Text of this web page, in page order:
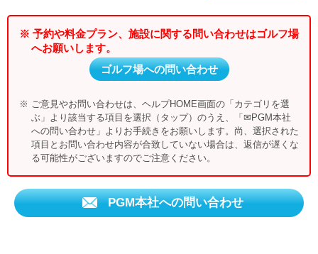
※ 予約や料金プラン、施設に関する問い合わせはゴルフ場
へお願いします。
ゴルフ場への問い合わせ
※ ご意見やお問い合わせは、ヘルプHOME画面の「カテゴリを選
ぶ」より該当する項目を選択（タップ）のうえ、「✉PGM本社
への問い合わせ」よりお手続きをお願いします。尚、選択された
項目とお問い合わせ内容が合致していない場合は、返信が遅くな
る可能性がございますのでご注意ください。
PGM本社への問い合わせ